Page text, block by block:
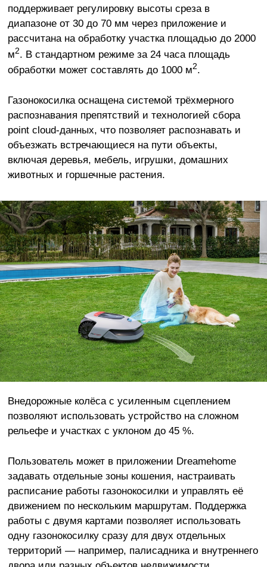
поддерживает регулировку высоты среза в
диапазоне от 30 до 70 мм через приложение и
рассчитана на обработку участка площадью до 2000
м2. В стандартном режиме за 24 часа площадь
обработки может составлять до 1000 м2.
Газонокосилка оснащена системой трёхмерного
распознавания препятствий и технологией сбора
point cloud-данных, что позволяет распознавать и
объезжать встречающиеся на пути объекты,
включая деревья, мебель, игрушки, домашних
животных и горшечные растения.
Внедорожные колёса с усиленным сцеплением
позволяют использовать устройство на сложном
рельефе и участках с уклоном до 45 %.
Пользователь может в приложении Dreamehome
задавать отдельные зоны кошения, настраивать
расписание работы газонокосилки и управлять её
движением по нескольким маршрутам. Поддержка
работы с двумя картами позволяет использовать
одну газонокосилку сразу для двух отдельных
территорий — например, палисадника и внутреннего